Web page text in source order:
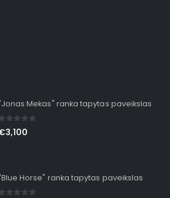
Mekas" ranka tapytas paveikslas
out of 5
3,100
Horse" ranka tapytas paveikslas